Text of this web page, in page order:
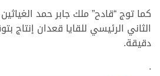
كما توج “قادح” ملك جابر حمد
دقيقة.
.